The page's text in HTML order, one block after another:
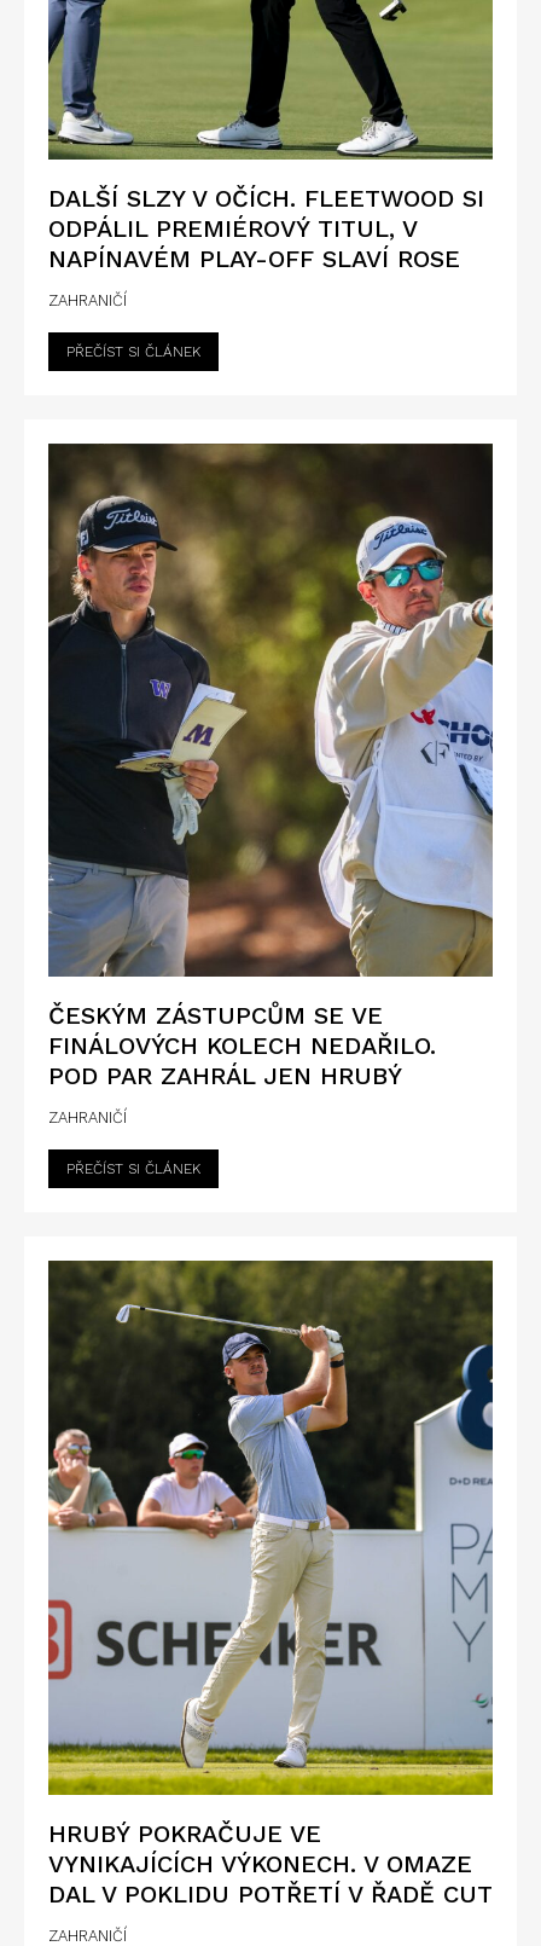
DALŠÍ SLZY V OČÍCH. FLEETWOOD SI
ODPÁLIL PREMIÉROVÝ TITUL, V
NAPÍNAVÉM PLAY-OFF SLAVÍ ROSE
ZAHRANIČÍ
PŘEČÍST SI ČLÁNEK
ČESKÝM ZÁSTUPCŮM SE VE
FINÁLOVÝCH KOLECH NEDAŘILO.
POD PAR ZAHRÁL JEN HRUBÝ
ZAHRANIČÍ
PŘEČÍST SI ČLÁNEK
HRUBÝ POKRAČUJE VE
VYNIKAJÍCÍCH VÝKONECH. V OMAZE
DAL V POKLIDU POTŘETÍ V ŘADĚ CUT
ZAHRANIČÍ